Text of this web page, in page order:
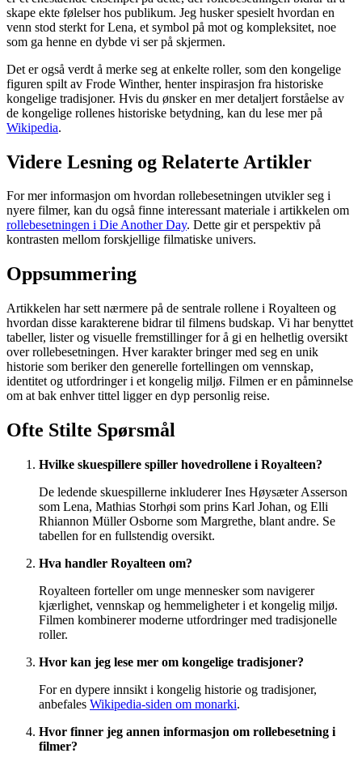
skape ekte følelser hos publikum. Jeg husker spesielt hvordan en
venn stod sterkt for Lena, et symbol på mot og kompleksitet, noe
som ga henne en dybde vi ser på skjermen.
Det er også verdt å merke seg at enkelte roller, som den kongelige
figuren spilt av Frode Winther, henter inspirasjon fra historiske
kongelige tradisjoner. Hvis du ønsker en mer detaljert forståelse av
de kongelige rollenes historiske betydning, kan du lese mer på
Wikipedia.
Videre Lesning og Relaterte Artikler
For mer informasjon om hvordan rollebesetningen utvikler seg i
nyere filmer, kan du også finne interessant materiale i artikkelen om
rollebesetningen i Die Another Day. Dette gir et perspektiv på
kontrasten mellom forskjellige filmatiske univers.
Oppsummering
Artikkelen har sett nærmere på de sentrale rollene i Royalteen og
hvordan disse karakterene bidrar til filmens budskap. Vi har benyttet
tabeller, lister og visuelle fremstillinger for å gi en helhetlig oversikt
over rollebesetningen. Hver karakter bringer med seg en unik
historie som beriker den generelle fortellingen om vennskap,
identitet og utfordringer i et kongelig miljø. Filmen er en påminnelse
om at bak enhver tittel ligger en dyp personlig reise.
Ofte Stilte Spørsmål
Hvilke skuespillere spiller hovedrollene i Royalteen?
De ledende skuespillerne inkluderer Ines Høysæter Asserson
som Lena, Mathias Storhøi som prins Karl Johan, og Elli
Rhiannon Müller Osborne som Margrethe, blant andre. Se
tabellen for en fullstendig oversikt.
Hva handler Royalteen om?
Royalteen forteller om unge mennesker som navigerer
kjærlighet, vennskap og hemmeligheter i et kongelig miljø.
Filmen kombinerer moderne utfordringer med tradisjonelle
roller.
Hvor kan jeg lese mer om kongelige tradisjoner?
For en dypere innsikt i kongelig historie og tradisjoner,
anbefales Wikipedia-siden om monarki.
Hvor finner jeg annen informasjon om rollebesetning i
filmer?